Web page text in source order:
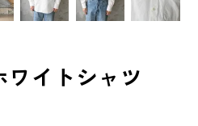
イトシャツ